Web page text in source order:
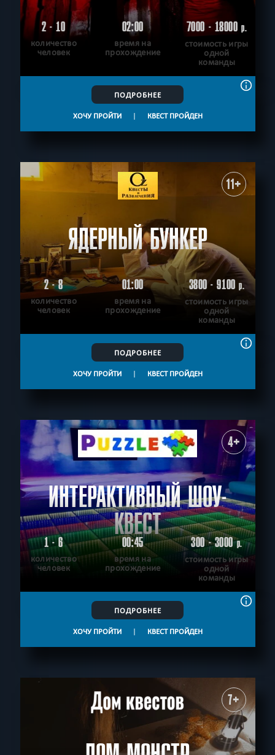
2 - 10
количество
человек
02:00
время на
прохождение
7000 - 18000р.
стоимость игры
одной
команды
ПОДРОБНЕЕ
ХОЧУ ПРОЙТИ | КВЕСТ ПРОЙДЕН
11+
ЯДЕРНЫЙ БУНКЕР
2 - 8
количество
человек
01:00
время на
прохождение
3800 - 9100р.
стоимость игры
одной
команды
ПОДРОБНЕЕ
ХОЧУ ПРОЙТИ | КВЕСТ ПРОЙДЕН
4+
ИНТЕРАКТИВНЫЙ ШОУ-
КВЕСТ
1 - 6
количество
человек
00:45
время на
прохождение
300 - 3000р.
стоимость игры
одной
команды
ПОДРОБНЕЕ
ХОЧУ ПРОЙТИ | КВЕСТ ПРОЙДЕН
7+